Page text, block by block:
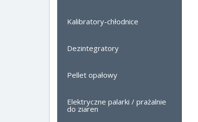
Kalibratory-chłodnice
Dezintegratory
Pellet opałowy
Elektryczne palarki / prażalnie
do ziaren